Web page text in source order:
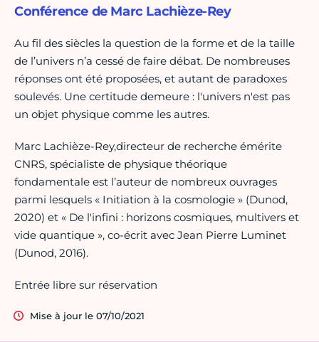
Conférence de Marc Lachièze-Rey
Au fil des siècles la question de la forme et de la taille
de l’univers n’a cessé de faire débat. De nombreuses
réponses ont été proposées, et autant de paradoxes
soulevés. Une certitude demeure : l'univers n'est pas
un objet physique comme les autres.
Marc Lachièze-Rey,directeur de recherche émérite
CNRS, spécialiste de physique théorique
fondamentale est l’auteur de nombreux ouvrages
parmi lesquels « Initiation à la cosmologie » (Dunod,
2020) et « De l'infini : horizons cosmiques, multivers et
vide quantique », co-écrit avec Jean Pierre Luminet
(Dunod, 2016).
Entrée libre sur réservation
Mise à jour le 07/10/2021